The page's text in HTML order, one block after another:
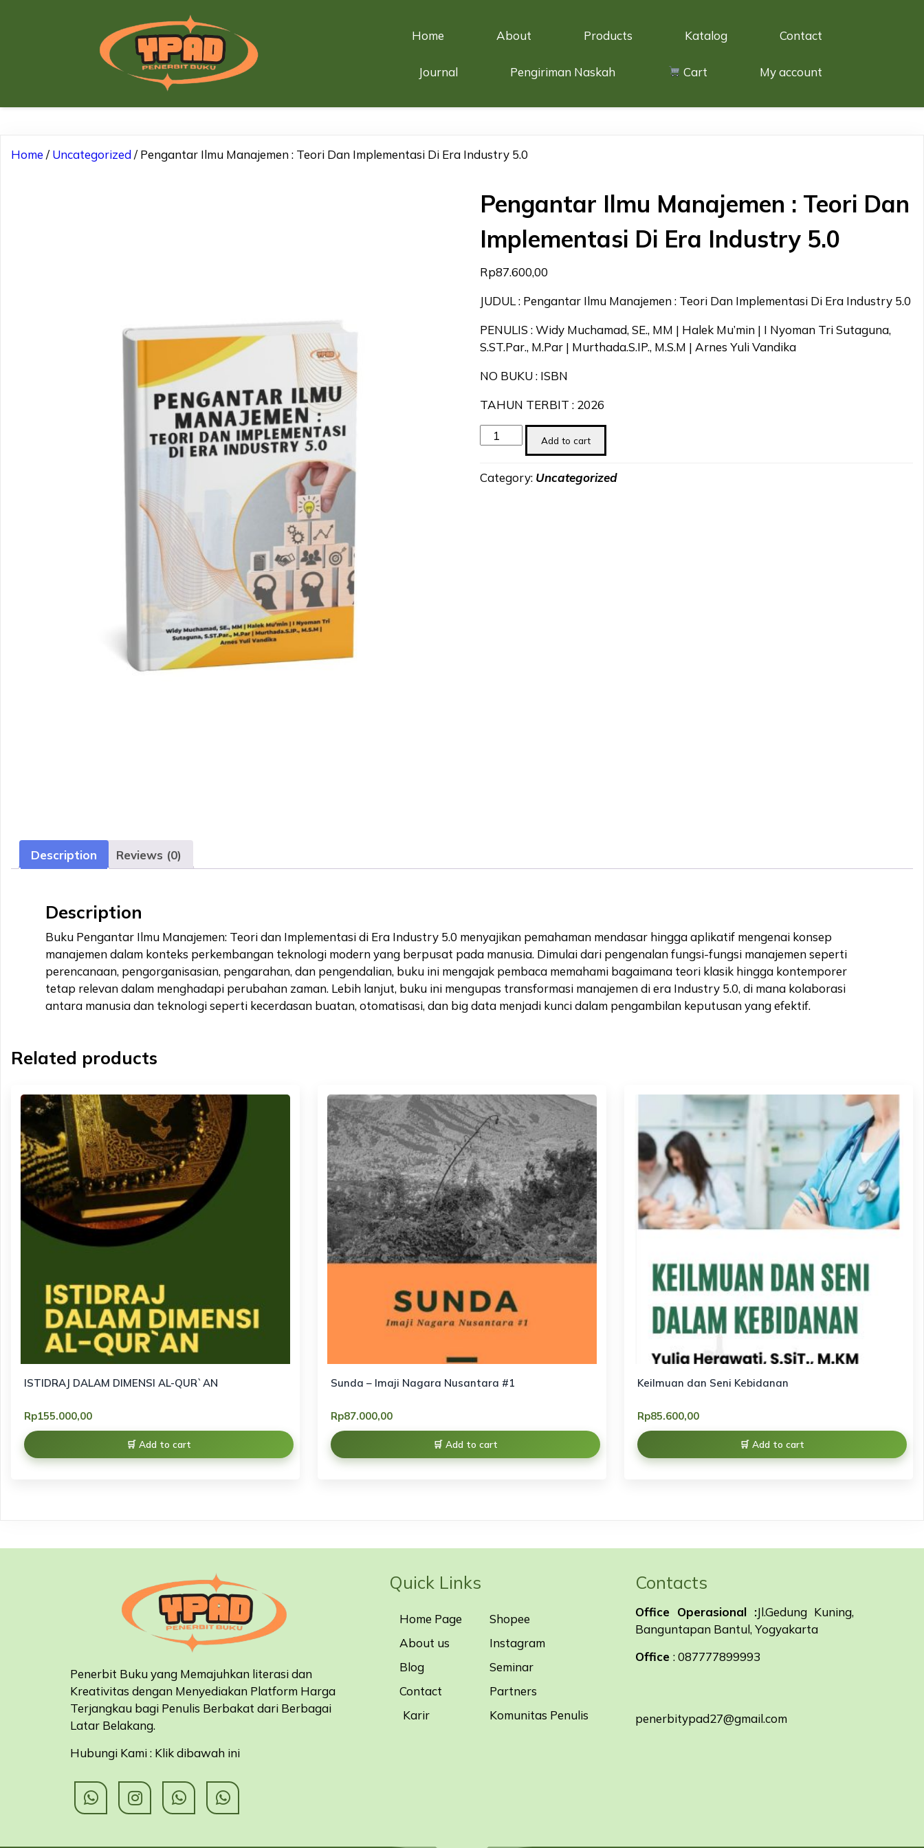
Home About Products Katalog Contact
Journal Pengiriman Naskah Cart My account
Home /Uncategorized/ Pengantar Ilmu Manajemen : Teori Dan Implementasi Di Era Industry 5.0
Pengantar Ilmu Manajemen : Teori Dan
Implementasi Di Era Industry 5.0
Rp87.600,00
JUDUL : Pengantar Ilmu Manajemen : Teori Dan Implementasi Di Era Industry 5.0
PENULIS : Widy Muchamad, SE., MM | Halek Mu’min | I Nyoman Tri Sutaguna,
S.ST.Par., M.Par | Murthada.S.IP., M.S.M | Arnes Yuli Vandika
NO BUKU : ISBN
TAHUN TERBIT : 2026
Pengantar
Ilmu
:
Add to cart
Category: Uncategorized
Description Reviews (0)
Description
Buku Pengantar Ilmu Manajemen: Teori dan Implementasi di Era Industry 5.0 menyajikan pemahaman mendasar hingga aplikatif mengenai konsep
manajemen dalam konteks perkembangan teknologi modern yang berpusat pada manusia. Dimulai dari pengenalan fungsi-fungsi manajemen seperti
perencanaan, pengorganisasian, pengarahan, dan pengendalian, buku ini mengajak pembaca memahami bagaimana teori klasik hingga kontemporer
tetap relevan dalam menghadapi perubahan zaman. Lebih lanjut, buku ini mengupas transformasi manajemen di era Industry 5.0, di mana kolaborasi
antara manusia dan teknologi seperti kecerdasan buatan, otomatisasi, dan big data menjadi kunci dalam pengambilan keputusan yang efektif.
Related products
ISTIDRAJ DALAM DIMENSI AL-QUR`AN
Rp155.000,00
Add to cart
Sunda – Imaji Nagara Nusantara #1
Rp87.000,00
Add to cart
Keilmuan dan Seni Kebidanan
Rp85.600,00
Add to cart
Penerbit Buku yang Memajuhkan literasi dan
Kreativitas dengan Menyediakan Platform Harga
Terjangkau bagi Penulis Berbakat dari Berbagai
Latar Belakang.
Hubungi Kami : Klik dibawah ini
Quick Links
Home Page
About us
Blog
Contact
Karir
Shopee
Instagram
Seminar
Partners
Komunitas Penulis
Contacts
Office Operasional :Jl.Gedung Kuning,
Banguntapan Bantul, Yogyakarta
Office: 087777899993
penerbitypad27@gmail.com